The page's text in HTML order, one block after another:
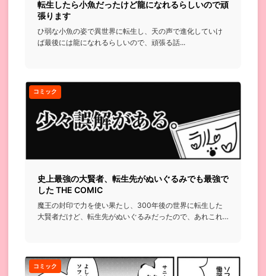
転生したら小魚だったけど龍になれるらしいので頑
張ります
ひ弱な小魚の姿で異世界に転生し、天の声で進化していけ
ば最後には龍になれるらしいので、頑張る話...
コミック
史上最強の大賢者、転生先がぬいぐるみでも最強で
した THE COMIC
魔王の封印で力を使い果たし、300年後の世界に転生した
大賢者だけど、転生先がぬいぐるみだったので、あれこれ
コミック